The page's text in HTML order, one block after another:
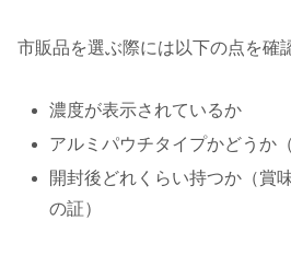
市販品を選ぶ際には以下の点を確
濃度が表示されているか
アルミパウチタイプかどうか
開封後どれくらい持つか（賞
の証）